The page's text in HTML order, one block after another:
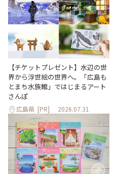
【チケットプレゼント】水辺の世
界から浮世絵の世界へ。「広島も
とまち水族館」ではじまるアート
さんぽ
広島県 [PR] 2026.07.31